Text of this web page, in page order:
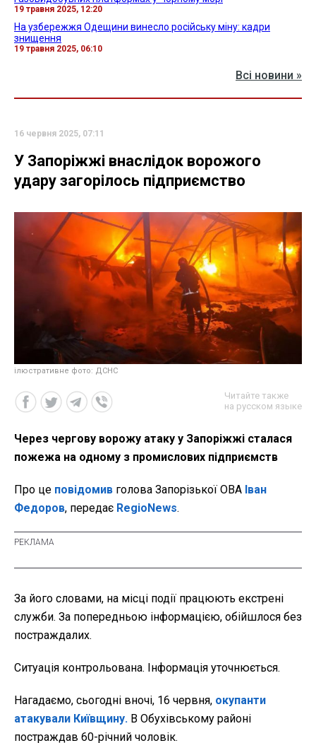
19 травня 2025, 12:20
На узбережжя Одещини винесло російську міну: кадри
знищення
19 травня 2025, 06:10
Всі новини »
16 червня 2025, 07:11
У Запоріжжі внаслідок ворожого
удару загорілось підприємство
ілюстративне фото: ДСНС
Читайте также
на русском языке
Через чергову ворожу атаку у Запоріжжі сталася
пожежа на одному з промислових підприємств
Про це повідомив голова Запорізької ОВА Іван
Федоров, передає RegioNews.
За його словами, на місці події працюють екстрені
служби. За попередньою інформацією, обійшлося без
постраждалих.
Ситуація контрольована. Інформація уточнюється.
Нагадаємо, сьогодні вночі, 16 червня, окупанти
атакували Київщину. В Обухівському районі
постраждав 60-річний чоловік.